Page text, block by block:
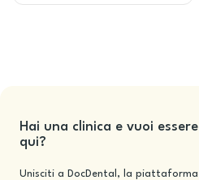
Hai una clinica e vuoi essere
qui?
Unisciti a DocDental, la piattaforma